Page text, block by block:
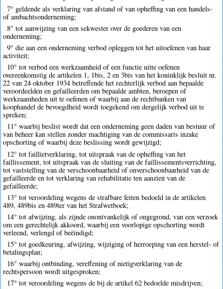
7° geldende als verklaring van afstand of van opheffing van een handels-
of ambachtsonderneming;
8° tot aanwijzing van een sekwester over de goederen van een
onderneming;
9° die aan een onderneming verbod opleggen tot het uitoefenen van haar
activiteit;
10° tot verbod een werkzaamheid of een functie uitte oefenen
overeenkomstig de artikelen 1, 1bis, 2 en 3bis van het koninklijk besluit nr.
22 van 24 oktober 1934 betreffende het rechterlijk verbod aan bepaalde
veroordeelden en gefailleerden om bepaalde ambten, beroepen of
werkzaamheden uit te oefenen of waarbij aan de rechtbanken van
koophandel de bevoegdheid wordt toegekend om dergelijk verbod uit te
spreken;
11° waarbij beslist wordt dat een onderneming geen daden van bestuur of
van beheer kan stellen zonder machtiging van de commissaris inzake
opschorting of waarbij deze beslissing wordt gewijzigd;
12° tot faillietverklaring, tot uitspraak van de opheffing van het
faillissement, tot uitspraak van de sluiting van de faillissementsverrichting,
tot vaststelling van de verschoonbaarheid of onverschoonbaarheid van de
gefailleerde en tot verklaring van rehabilitatie ten aanzien van de
gefailleerde;
13° tot veroordeling wegens de strafbare feiten bedoeld in de artikelen
489, 489bis en 489ter van het Strafwetboek;
14° tot afwijzing, als zijnde onontvankelijk of ongegrond, van een verzoek
om een gerechtelijk akkoord, waarbij een voorlopige opschorting wordt
verleend, verlengd of beëindigd;
15° tot goedkeuring, afwijzing, wijziging of herroeping van een herstel- of
betalingsplan;
16° waarbij ontbinding, vereffening of nietigverklaring van de
rechtspersoon wordt uitgesproken;
17° tot veroordeling wegens de bij de artikel 62 bedoelde misdrijven;